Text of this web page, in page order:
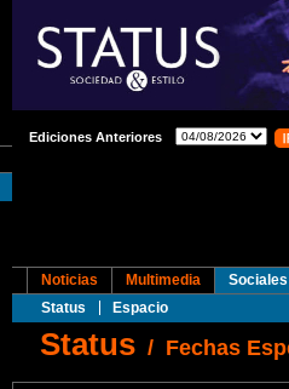
Ediciones Anteriores
Noticias Multimedia
Sociales
Status
Espacio
Status / Fechas